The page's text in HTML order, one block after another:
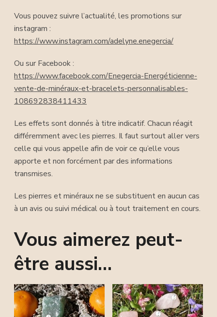
Vous pouvez suivre l’actualité, les promotions sur
instagram :
https://www.instagram.com/adelyne.enegercia/
Ou sur Facebook :
https://www.facebook.com/Enegercia-Energéticienne-
vente-de-minéraux-et-bracelets-personnalisables-
108692838411433
Les effets sont donnés à titre indicatif. Chacun réagit
différemment avec les pierres. Il faut surtout aller vers
celle qui vous appelle afin de voir ce qu’elle vous
apporte et non forcément par des informations
transmises.
Les pierres et minéraux ne se substituent en aucun cas
à un avis ou suivi médical ou à tout traitement en cours.
Vous aimerez peut-
être aussi…